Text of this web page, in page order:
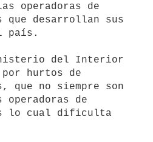
operadoras de
que desarrollan sus
país.
hurtos de
que no siempre son
operadoras de
lo cual dificulta